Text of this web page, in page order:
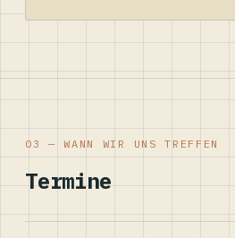
03 — WANN WIR UNS TREFFEN
Termine